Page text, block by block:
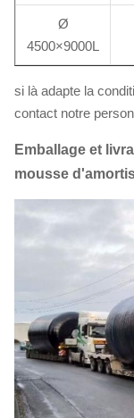
Ø
4500×9000L
si là adapte la
contact notre
Emballage et
mousse